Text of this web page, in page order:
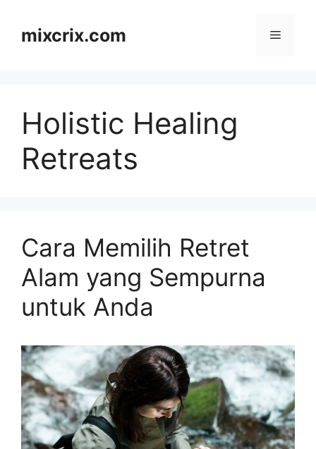
contentmixcrix.com Menu
Holistic Healing
Retreats
Cara Memilih Retret
Alam yang Sempurna
untuk Anda